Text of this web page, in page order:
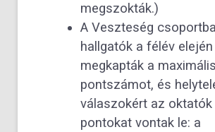
megszokták.)
A Veszteség
hallgatók a félév elején
megkapták a maximális
pontszámot, és
válaszokért az oktatók
pontokat vontak le: a